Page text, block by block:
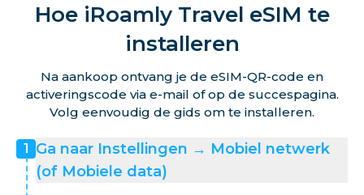
Hoe iRoamly Travel eSIM te
installeren
Na aankoop ontvang je de eSIM-QR-code en
activeringscode via e-mail of op de succespagina.
Volg eenvoudig de gids om te installeren.
1 Ga naar Instellingen → Mobiel netwerk
(of Mobiele data)